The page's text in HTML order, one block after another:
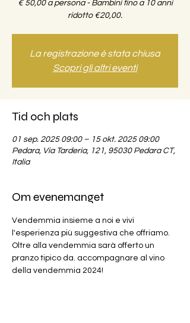
€ 50,00 a persona - Bambini fino a 10 anni
La registrazione è stata chiusa
Scopri gli altri eventi
Tid och plats
01 sep. 2025 09:00 – 15 okt. 2025 09:00
Pedara, Via Tarderia, 121, 95030 Pedara CT,
Italia
Om evenemanget
Vendemmia insieme a noi e vivi
l'esperienza più suggestiva che offriamo.
Oltre alla vendemmia sarà offerto un
pranzo tipico da. accompagnare al vino
della vendemmia 2024!